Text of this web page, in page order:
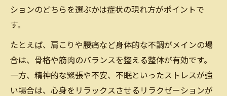
ションのどちらを選ぶかは症状の現れ方がポイントで
す。
たとえば、肩こりや腰痛など身体的な不調がメインの場
合は、骨格や筋肉のバランスを整える整体が有効です。
一方、精神的な緊張や不安、不眠といったストレスが強
い場合は、心身をリラックスさせるリラクゼーションが